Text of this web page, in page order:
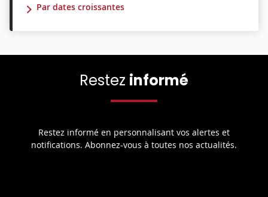
Par dates croissantes
Restez informé
Restez informé en personnalisant vos alertes et
notifications. Abonnez-vous à toutes nos actualités.